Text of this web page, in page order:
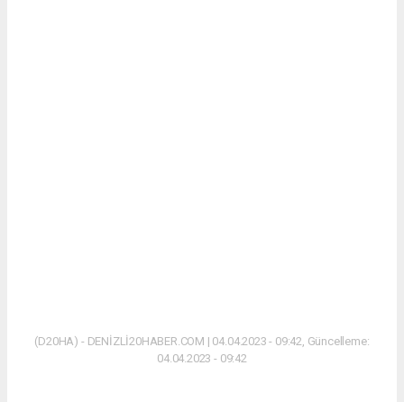
(D20HA) - DENİZLİ20HABER.COM | 04.04.2023 - 09:42, Güncelleme:
04.04.2023 - 09:42